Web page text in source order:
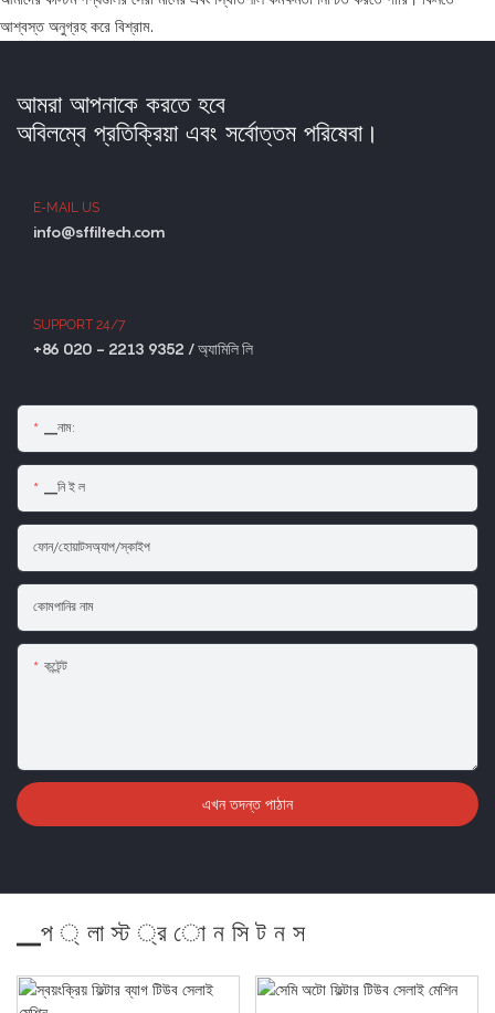
আশ্বস্ত অনুগ্রহ করে বিশ্রাম.
আমরা আপনাকে করতে হবে
অবিলম্বে প্রতিক্রিয়া এবং সর্বোত্তম পরিষেবা।
E-MAIL US
info@sffiltech.com
SUPPORT 24/7
+86 020 - 2213 9352 / অ্যামিলি লি
▁নাম:
▁নি ই ল
ফোন/হোয়াটসঅ্যাপ/স্কাইপ
কোমপানির নাম
কন্টেন্ট
এখন তদন্ত পাঠান
▁প ্ লা স্ট ্র ো ন সি ট ন স